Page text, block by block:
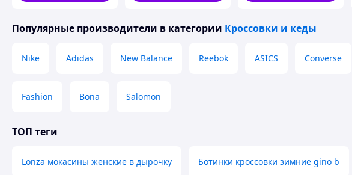
Популярные производители в категории Кроссовки и кеды
Nike Adidas New Balance Reebok ASICS Converse
Fashion Bona Salomon
ТОП теги
Lonza мокасины женские в дырочку Ботинки кроссовки зимние gino b